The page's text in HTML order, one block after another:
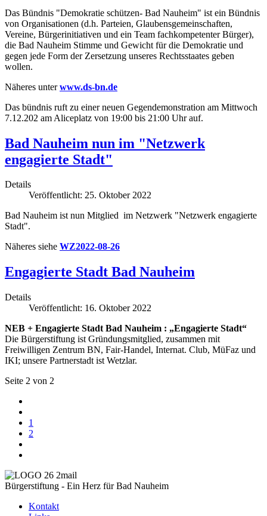
Das Bündnis "Demokratie schützen- Bad Nauheim" ist ein Bündnis
von Organisationen (d.h. Parteien, Glaubensgemeinschaften,
Vereine, Bürgerinitiativen und ein Team fachkompetenter Bürger),
die Bad Nauheim Stimme und Gewicht für die Demokratie und
gegen jede Form der Zersetzung unseres Rechtsstaates geben
wollen.
Näheres unter www.ds-bn.de
Das bündnis ruft zu einer neuen Gegendemonstration am Mittwoch
7.12.202 am Aliceplatz von 19:00 bis 21:00 Uhr auf.
Bad Nauheim nun im "Netzwerk
engagierte Stadt"
Details
Veröffentlicht: 25. Oktober 2022
Bad Nauheim ist nun Mitglied im Netzwerk "Netzwerk engagierte
Stadt".
Näheres siehe WZ2022-08-26
Engagierte Stadt Bad Nauheim
Details
Veröffentlicht: 16. Oktober 2022
NEB + Engagierte Stadt Bad Nauheim : „Engagierte Stadt“
Die Bürgerstiftung ist Gründungsmitglied, zusammen mit
Freiwilligen Zentrum BN, Fair-Handel, Internat. Club, MüFaz und
IKI; unsere Partnerstadt ist Wetzlar.
Seite 2 von 2
1
2
Bürgerstiftung - Ein Herz für Bad Nauheim
Kontakt